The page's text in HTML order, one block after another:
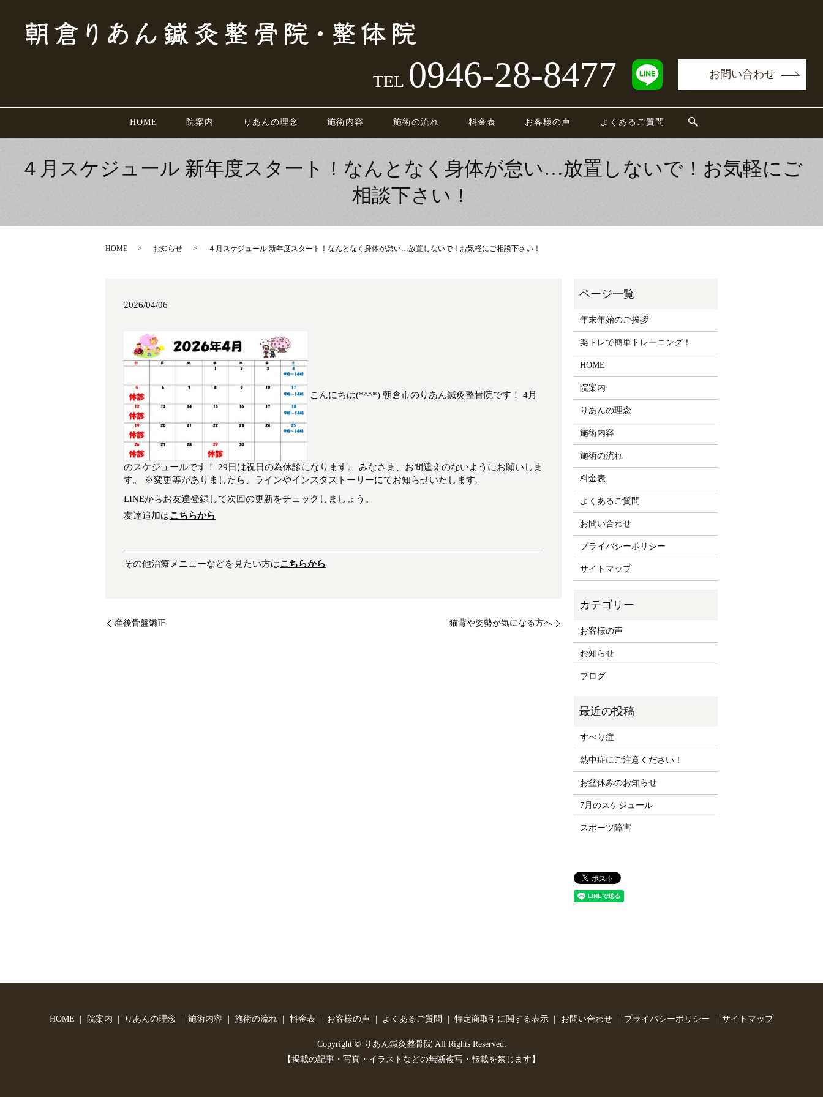
HOME 院案内 りあんの理念 施術内容 施術の流れ 料金表 お客様の声 よくあるご質問
TEL 0946-28-8477 お問い合わせ
４月スケジュール 新年度スタート！なんとなく身体が怠い…放置しないで！お気軽にご
相談下さい！
HOME お知らせ ４月スケジュール 新年度スタート！なんとなく身体が怠い…放置しないで！お気軽にご相談下さい！
2026/04/06
こんにちは(*^^*) 朝倉市のりあん鍼灸整骨院です！ 4月
のスケジュールです！ 29日は祝日の為休診になります。 みなさま、お間違えのないようにお願いしま
す。 ※変更等がありましたら、ラインやインスタストーリーにてお知らせいたします。
LINEからお友達登録して次回の更新をチェックしましょう。
友達追加はこちらから
その他治療メニューなどを見たい方はこちらから
産後骨盤矯正 猫背や姿勢が気になる方へ
年末年始のご挨拶
楽トレで簡単トレーニング！
HOME
院案内
りあんの理念
施術内容
施術の流れ
料金表
よくあるご質問
お問い合わせ
プライバシーポリシー
サイトマップ
お客様の声
お知らせ
ブログ
すべり症
熱中症にご注意ください！
お盆休みのお知らせ
7月のスケジュール
スポーツ障害
HOME 院案内 りあんの理念 施術内容 施術の流れ 料金表 お客様の声 よくあるご質問 特定商取引に関する表示 お問い合わせ プライバシーポリシー サイトマップ
Copyright © りあん鍼灸整骨院 All Rights Reserved.
【掲載の記事・写真・イラストなどの無断複写・転載を禁じます】